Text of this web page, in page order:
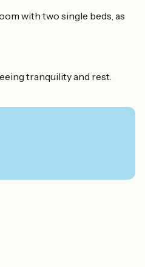
with two single beds, as
tranquility and rest.